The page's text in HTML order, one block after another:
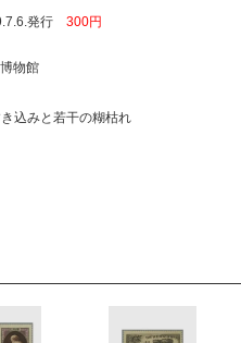
発行 300円
込みと若干の糊枯れ